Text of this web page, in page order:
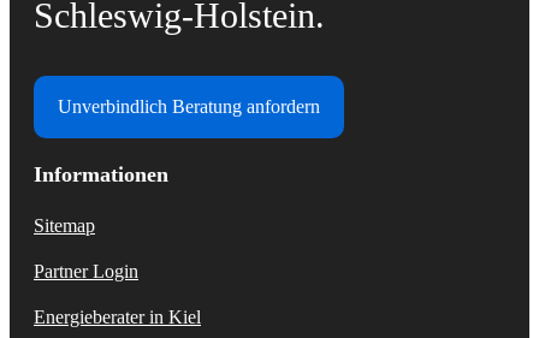
Informationen
Sitemap
Partner Login
Energieberater in Kiel
Schleswig-Holstein.
Unverbindlich Beratung anfordern